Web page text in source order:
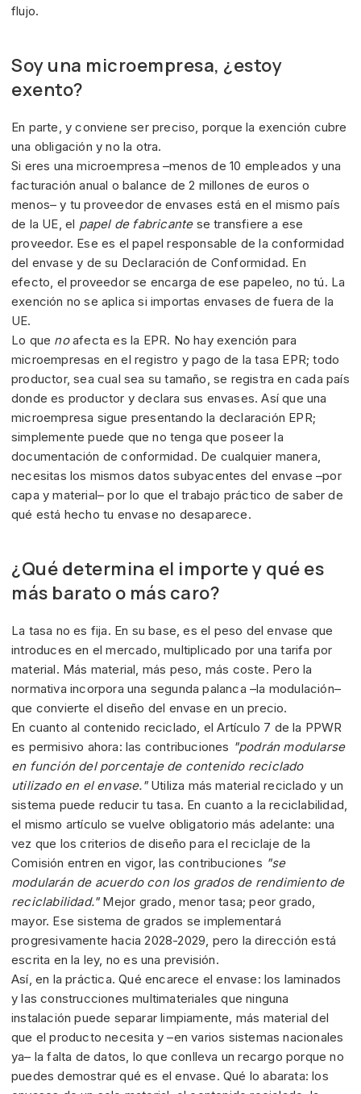
flujo.
Soy una microempresa, ¿estoy
exento?
En parte, y conviene ser preciso, porque la exención cubre
una obligación y no la otra.
Si eres una microempresa –menos de 10 empleados y una
facturación anual o balance de 2 millones de euros o
menos– y tu proveedor de envases está en el mismo país
de la UE, el papel de fabricantese transfiere a ese
proveedor. Ese es el papel responsable de la conformidad
del envase y de su Declaración de Conformidad. En
efecto, el proveedor se encarga de ese papeleo, no tú. La
exención no se aplica si importas envases de fuera de la
UE.
Lo que noafecta es la EPR. No hay exención para
microempresas en el registro y pago de la tasa EPR; todo
productor, sea cual sea su tamaño, se registra en cada país
donde es productor y declara sus envases. Así que una
microempresa sigue presentando la declaración EPR;
simplemente puede que no tenga que poseer la
documentación de conformidad. De cualquier manera,
necesitas los mismos datos subyacentes del envase –por
capa y material– por lo que el trabajo práctico de saber de
qué está hecho tu envase no desaparece.
¿Qué determina el importe y qué es
más barato o más caro?
La tasa no es fija. En su base, es el peso del envase que
introduces en el mercado, multiplicado por una tarifa por
material. Más material, más peso, más coste. Pero la
normativa incorpora una segunda palanca –la modulación–
que convierte el diseño del envase en un precio.
En cuanto al contenido reciclado, el Artículo 7 de la PPWR
es permisivo ahora: las contribuciones "podrán modularse
en función del porcentaje de contenido reciclado
utilizado en el envase."Utiliza más material reciclado y un
sistema puede reducir tu tasa. En cuanto a la reciclabilidad,
el mismo artículo se vuelve obligatorio más adelante: una
vez que los criterios de diseño para el reciclaje de la
Comisión entren en vigor, las contribuciones "se
modularán de acuerdo con los grados de rendimiento de
reciclabilidad."Mejor grado, menor tasa; peor grado,
mayor. Ese sistema de grados se implementará
progresivamente hacia 2028-2029, pero la dirección está
escrita en la ley, no es una previsión.
Así, en la práctica. Qué encarece el envase: los laminados
y las construcciones multimateriales que ninguna
instalación puede separar limpiamente, más material del
que el producto necesita y –en varios sistemas nacionales
ya– la falta de datos, lo que conlleva un recargo porque no
puedes demostrar qué es el envase. Qué lo abarata: los